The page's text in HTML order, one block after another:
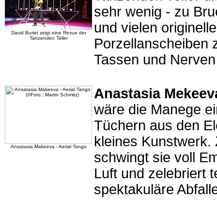
David Burlet zeigt eine Revue der
Tanzenden Teller
sehr wenig - zu
und vielen
Porzellanscheiben
Tassen und
Ansatasia Makeeva - Aerial Tango
Anastasia
wäre die Manege
Tüchern aus den
kleines Kunstwerk.
schwingt sie voll
Luft und zelebriert
spektakuläre